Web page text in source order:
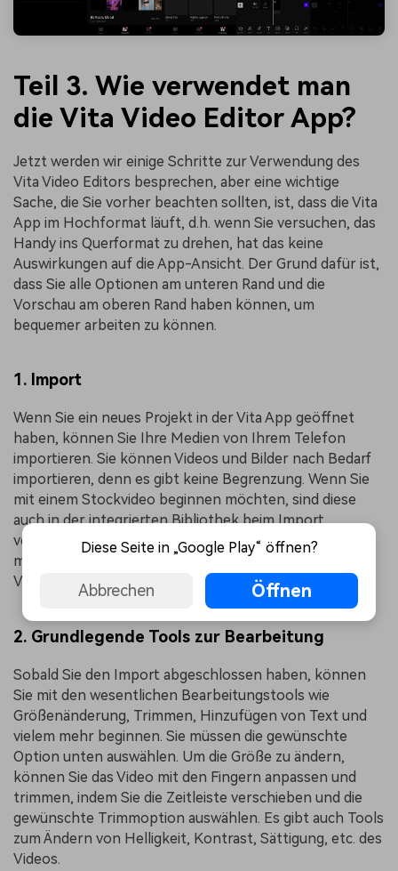
Teil 3. Wie verwendet man
die Vita Video Editor App?
Jetzt werden wir einige Schritte zur Verwendung des
Vita Video Editors besprechen, aber eine wichtige
Sache, die Sie vorher beachten sollten, ist, dass die Vita
App im Hochformat läuft, d.h. wenn Sie versuchen, das
Handy ins Querformat zu drehen, hat das keine
Auswirkungen auf die App-Ansicht. Der Grund dafür ist,
dass Sie alle Optionen am unteren Rand und die
Vorschau am oberen Rand haben können, um
bequemer arbeiten zu können.
1. Import
Wenn Sie ein neues Projekt in der Vita App geöffnet
haben, können Sie Ihre Medien von Ihrem Telefon
importieren. Sie können Videos und Bilder nach Bedarf
importieren, denn es gibt keine Begrenzung. Wenn Sie
mit einem Stockvideo beginnen möchten, sind diese
auch in der integrierten Bibliothek beim Import
verfügbar. Denken Sie jedoch daran, dass Vita umso
mehr Zeit benötigt, um Ihr Projekt zu laden, je mehr
Videos Sie ausgewählt haben.
2. Grundlegende Tools zur Bearbeitung
Sobald Sie den Import abgeschlossen haben, können
Sie mit den wesentlichen Bearbeitungstools wie
Größenänderung, Trimmen, Hinzufügen von Text und
vielem mehr beginnen. Sie müssen die gewünschte
Option unten auswählen. Um die Größe zu ändern,
können Sie das Video mit den Fingern anpassen und
trimmen, indem Sie die Zeitleiste verschieben und die
gewünschte Trimmoption auswählen. Es gibt auch Tools
zum Ändern von Helligkeit, Kontrast, Sättigung, etc. des
Videos.
Diese Seite in „Google Play“ öffnen?
Abbrechen Öffnen